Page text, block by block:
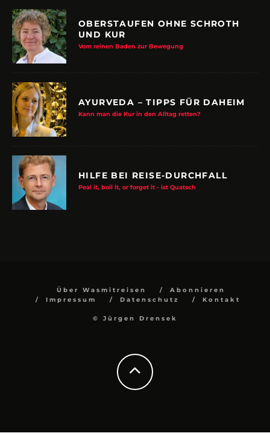
OBERSTAUFEN OHNE SCHROTH
UND KUR
Vom reinen Baden zur Bewegung
AYURVEDA – TIPPS FÜR DAHEIM
Kann man die Kur in den Alltag retten?
HILFE BEI REISE-DURCHFALL
Peal it, boil it, or forget it - ist Quatsch
Über Wasmitreisen
Abonnieren
Impressum
Datenschutz Kontakt
© Jürgen Drensek